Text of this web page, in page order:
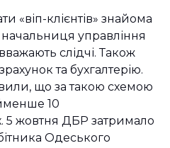
«віп-клієнтів» знайома
управління
слідчі. Також
та бухгалтерію.
що за такою схемою
10
5 жовтня ДБР затримало
Одеського